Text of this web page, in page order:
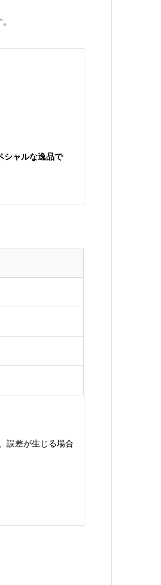
シャルな逸品で
誤差が生じる場合